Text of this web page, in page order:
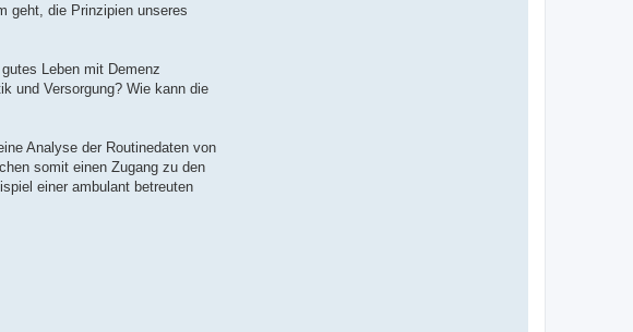
geht, die Prinzipien unseres
Leben mit Demenz
und Versorgung? Wie kann die
Analyse der Routinedaten von
somit einen Zugang zu den
einer ambulant betreuten